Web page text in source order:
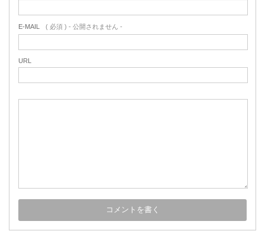
E-MAIL ( 必須 ) - 公開されません -
URL